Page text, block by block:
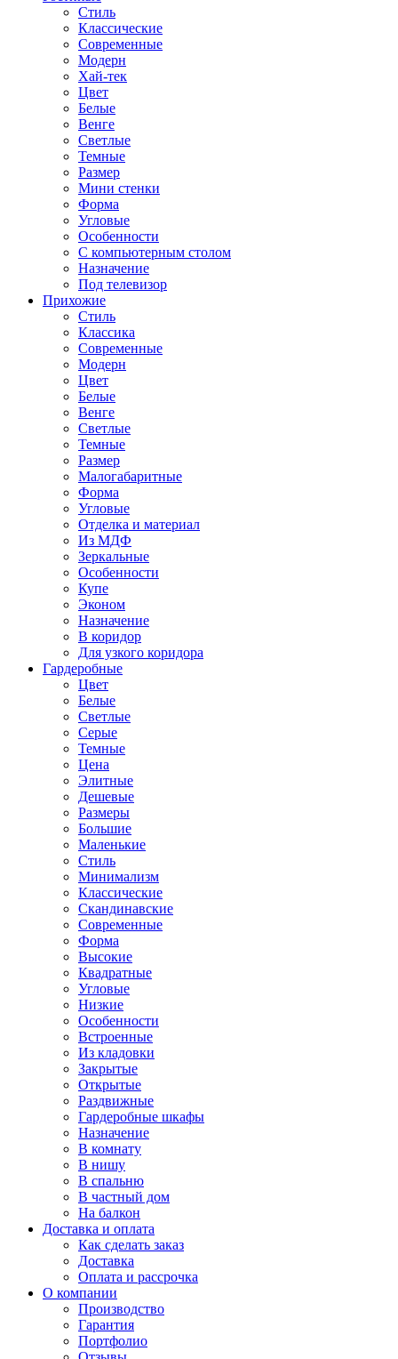
Стиль
Классические
Современные
Модерн
Хай-тек
Цвет
Белые
Венге
Светлые
Темные
Размер
Мини стенки
Форма
Угловые
Особенности
С компьютерным столом
Назначение
Под телевизор
Прихожие
Стиль
Классика
Современные
Модерн
Цвет
Белые
Венге
Светлые
Темные
Размер
Малогабаритные
Форма
Угловые
Отделка и материал
Из МДФ
Зеркальные
Особенности
Купе
Эконом
Назначение
В коридор
Для узкого коридора
Гардеробные
Цвет
Белые
Светлые
Серые
Темные
Цена
Элитные
Дешевые
Размеры
Большие
Маленькие
Стиль
Минимализм
Классические
Скандинавские
Современные
Форма
Высокие
Квадратные
Угловые
Низкие
Особенности
Встроенные
Из кладовки
Закрытые
Открытые
Раздвижные
Гардеробные шкафы
Назначение
В комнату
В нишу
В спальню
В частный дом
На балкон
Доставка и оплата
Как сделать заказ
Доставка
Оплата и рассрочка
О компании
Производство
Гарантия
Портфолио